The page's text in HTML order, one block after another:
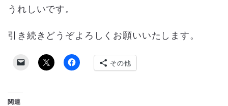
うれしいです。
引き続きどうぞよろしくお願いいたします。
その他
関連